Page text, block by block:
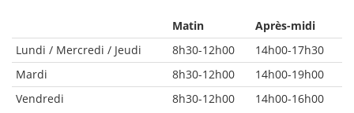
Matin
Après-midi
Lundi / Mercredi / Jeudi
8h30-12h00
14h00-17h30
Mardi
8h30-12h00
14h00-19h00
Vendredi
8h30-12h00 14h00-16h00